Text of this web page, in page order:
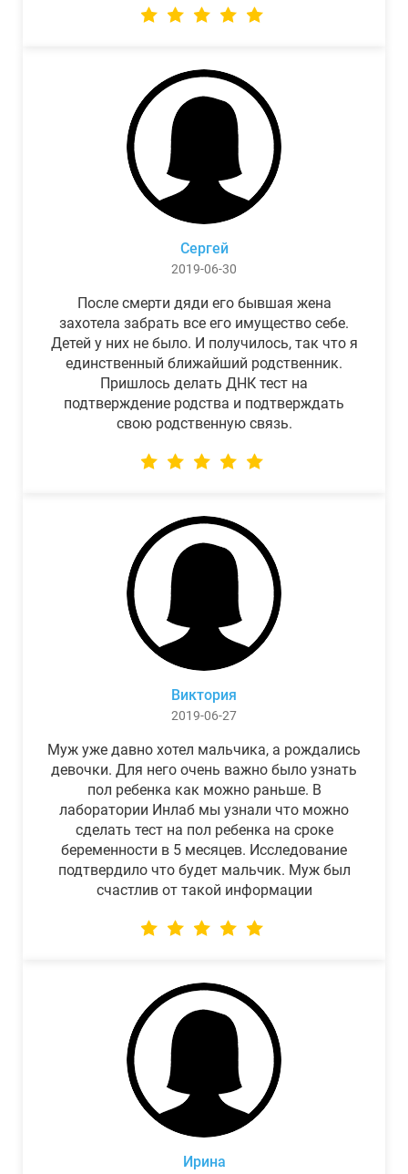
Сергей
2019-06-30
После смерти дяди его бывшая жена
захотела забрать все его имущество себе.
Детей у них не было. И получилось, так что я
единственный ближайший родственник.
Пришлось делать ДНК тест на
подтверждение родства и подтверждать
свою родственную связь.
Виктория
2019-06-27
Муж уже давно хотел мальчика, а рождались
девочки. Для него очень важно было узнать
пол ребенка как можно раньше. В
лаборатории Инлаб мы узнали что можно
сделать тест на пол ребенка на сроке
беременности в 5 месяцев. Исследование
подтвердило что будет мальчик. Муж был
счастлив от такой информации
Ирина